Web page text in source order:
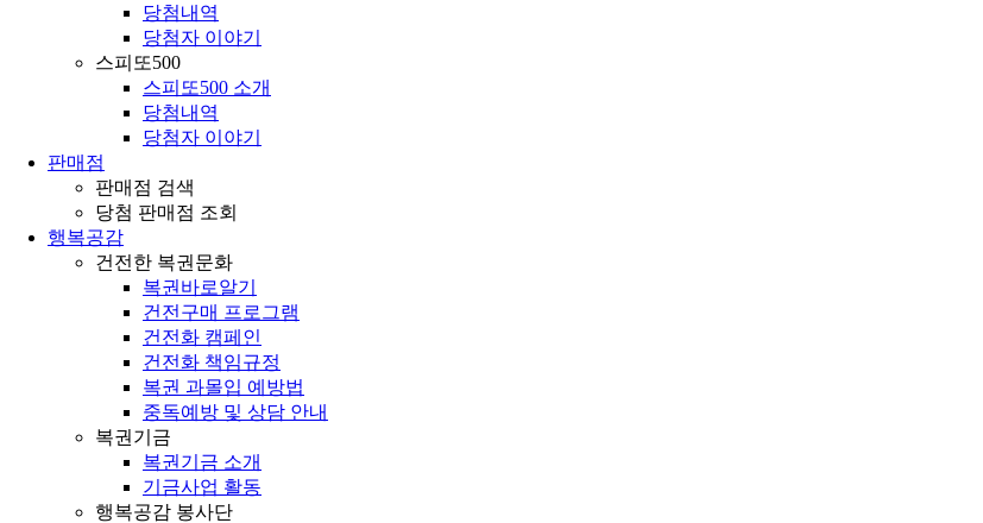
당첨내역
당첨자 이야기
스피또500
스피또500 소개
당첨내역
당첨자 이야기
판매점
판매점 검색
당첨 판매점 조회
행복공감
건전한 복권문화
복권바로알기
건전구매 프로그램
건전화 캠페인
건전화 책임규정
복권 과몰입 예방법
중독예방 및 상담 안내
복권기금
복권기금 소개
기금사업 활동
행복공감 봉사단